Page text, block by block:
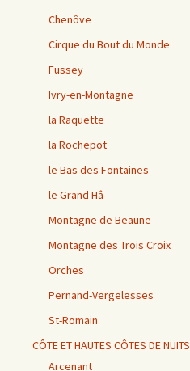
Chenôve
Cirque du Bout du Monde
Fussey
Ivry-en-Montagne
la Raquette
la Rochepot
le Bas des Fontaines
le Grand Hâ
Montagne de Beaune
Montagne des Trois Croix
Orches
Pernand-Vergelesses
St-Romain
CÔTE ET HAUTES CÔTES DE NUITS
Arcenant